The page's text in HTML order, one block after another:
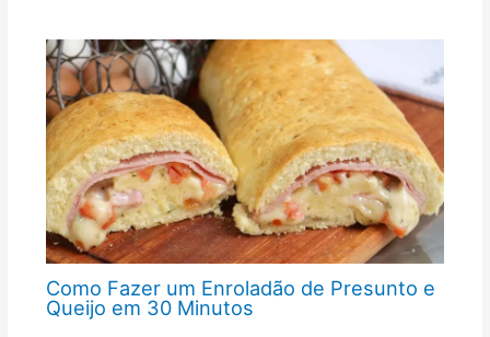
Como Fazer um Enroladão de Presunto e
Queijo em 30 Minutos